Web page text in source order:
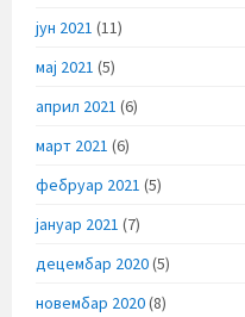
јун 2021 (11)
мај 2021 (5)
април 2021 (6)
март 2021 (6)
фебруар 2021 (5)
јануар 2021 (7)
децембар 2020(5)
новембар 2020(8)